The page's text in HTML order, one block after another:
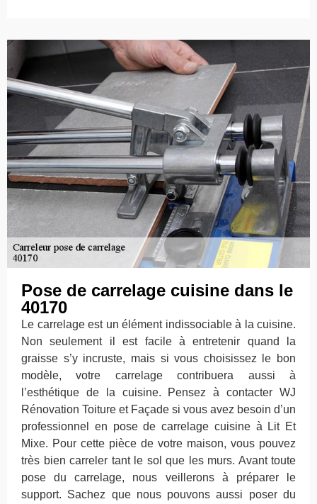
Pose de carrelage cuisine dans le
40170
Le carrelage est un élément indissociable à la cuisine.
Non seulement il est facile à entretenir quand la
graisse s’y incruste, mais si vous choisissez le bon
modèle, votre carrelage contribuera aussi à
l’esthétique de la cuisine. Pensez à contacter WJ
Rénovation Toiture et Façade si vous avez besoin d’un
professionnel en pose de carrelage cuisine à Lit Et
Mixe. Pour cette pièce de votre maison, vous pouvez
très bien carreler tant le sol que les murs. Avant toute
pose du carrelage, nous veillerons à préparer le
support. Sachez que nous pouvons aussi poser du